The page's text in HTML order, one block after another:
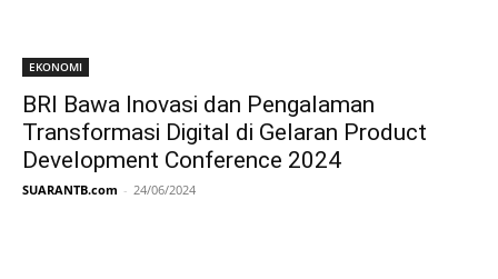
EKONOMI
BRI Bawa Inovasi dan Pengalaman
Transformasi Digital di Gelaran Product
Development Conference 2024
SUARANTB.com - 24/06/2024